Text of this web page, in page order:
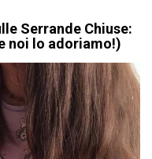
Serrande Chiuse:
noi lo adoriamo!)